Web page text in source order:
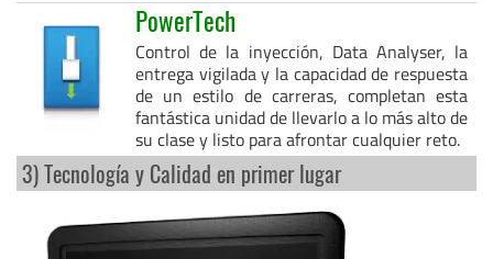
PowerTech
Control de la inyección, Data Analyser, la
entrega vigilada y la capacidad de respuesta
de un estilo de carreras, completan esta
fantástica unidad de llevarlo a lo más alto de
su clase y listo para afrontar cualquier reto.
3) Tecnología y Calidad en primer lugar